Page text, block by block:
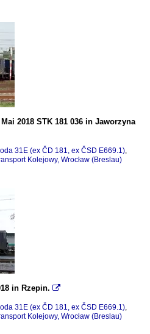
2018 STK 181 036 in Jaworzyna
31E (ex ČD 181, ex ČSD E669.1),
Kolejowy, Wrocław (Breslau)
in Rzepin. 
31E (ex ČD 181, ex ČSD E669.1),
Kolejowy, Wrocław (Breslau)